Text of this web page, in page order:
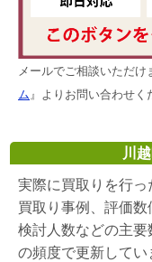
メールでご相談いただ
ム 』よりお問い合わせく
川
実際に買取りを行
買取り事例、評価
検討人数などの主要
の頻度で更新してい